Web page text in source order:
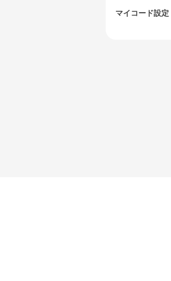
マイコード設定